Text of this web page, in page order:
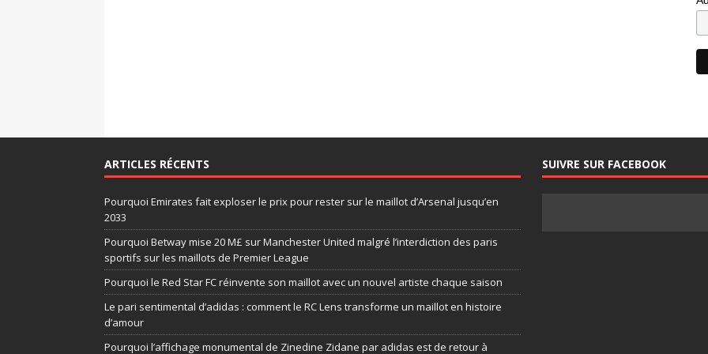
ARTICLES RÉCENTS
Pourquoi Emirates fait exploser le prix pour rester sur le maillot d’Arsenal jusqu’en
2033
Pourquoi Betway mise 20 M£ sur Manchester United malgré l’interdiction des paris
sportifs sur les maillots de Premier League
Pourquoi le Red Star FC réinvente son maillot avec un nouvel artiste chaque saison
Le pari sentimental d’adidas : comment le RC Lens transforme un maillot en histoire
d’amour
Pourquoi l’affichage monumental de Zinedine Zidane par adidas est de retour à
SUIVRE SUR FACEBOOK